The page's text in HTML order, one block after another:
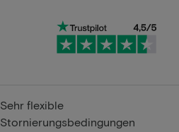
Sehr flexible
Stornierungsbedingungen